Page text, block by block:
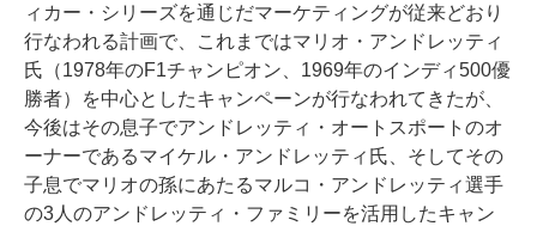
ィカー・シリーズを通じだマーケティングが従来どおり
行なわれる計画で、これまではマリオ・アンドレッティ
氏（1978年のF1チャンピオン、1969年のインディ500優
勝者）を中心としたキャンペーンが行なわれてきたが、
今後はその息子でアンドレッティ・オートスポートのオ
ーナーであるマイケル・アンドレッティ氏、そしてその
子息でマリオの孫にあたるマルコ・アンドレッティ選手
の3人のアンドレッティ・ファミリーを活用したキャン